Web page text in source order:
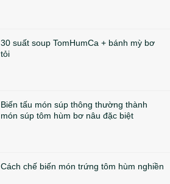
30 suất soup TomHumCa + bánh mỳ bơ
tỏi
Biến tấu món súp thông thường thành
món súp tôm hùm bơ nâu đặc biệt
Cách chế biến món trứng tôm hùm nghiền